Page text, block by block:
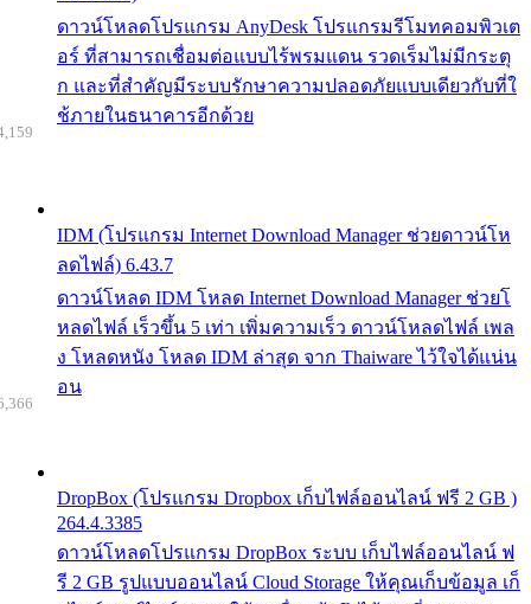
ดาวน์โหลดโปรแกรม AnyDesk โปรแกรมรีโมทคอมพิวเต
อร์ ที่สามารถเชื่อมต่อแบบไร้พรมแดน รวดเร็มไม่มีกระตุ
ก และที่สำคัญมีระบบรักษาความปลอดภัยแบบเดียวกับที่ใ
ช้ภายในธนาคารอีกด้วย
IDM (โปรแกรม Internet Download Manager ช่วยดาวน์โห
ลดไฟล์) 6.43.7
ดาวน์โหลด IDM โหลด Internet Download Manager ช่วยโ
หลดไฟล์ เร็วขึ้น 5 เท่า เพิ่มความเร็ว ดาวน์โหลดไฟล์ เพล
ง โหลดหนัง โหลด IDM ล่าสุด จาก Thaiware ไว้ใจได้แน่น
อน
DropBox (โปรแกรม Dropbox เก็บไฟล์ออนไลน์ ฟรี 2 GB )
264.4.3385
ดาวน์โหลดโปรแกรม DropBox ระบบ เก็บไฟล์ออนไลน์ ฟ
รี 2 GB รูปแบบออนไลน์ Cloud Storage ให้คุณเก็บข้อมูล เก็